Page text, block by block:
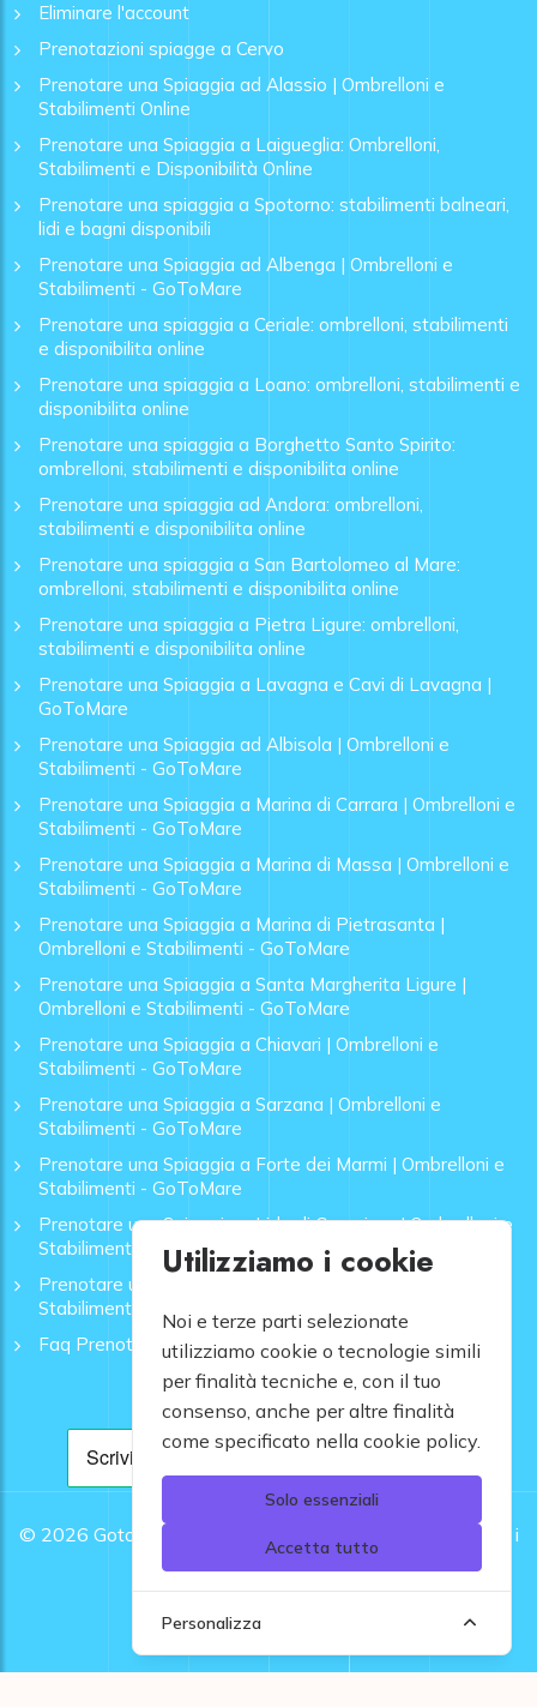
Eliminare l'account
Prenotazioni spiagge a Cervo
Prenotare una Spiaggia ad Alassio | Ombrelloni e
Stabilimenti Online
Prenotare una Spiaggia a Laigueglia: Ombrelloni,
Stabilimenti e Disponibilità Online
Prenotare una spiaggia a Spotorno: stabilimenti balneari,
lidi e bagni disponibili
Prenotare una Spiaggia ad Albenga | Ombrelloni e
Stabilimenti - GoToMare
Prenotare una spiaggia a Ceriale: ombrelloni, stabilimenti
e disponibilita online
Prenotare una spiaggia a Loano: ombrelloni, stabilimenti e
disponibilita online
Prenotare una spiaggia a Borghetto Santo Spirito:
ombrelloni, stabilimenti e disponibilita online
Prenotare una spiaggia ad Andora: ombrelloni,
stabilimenti e disponibilita online
Prenotare una spiaggia a San Bartolomeo al Mare:
ombrelloni, stabilimenti e disponibilita online
Prenotare una spiaggia a Pietra Ligure: ombrelloni,
stabilimenti e disponibilita online
Prenotare una Spiaggia a Lavagna e Cavi di Lavagna |
GoToMare
Prenotare una Spiaggia ad Albisola | Ombrelloni e
Stabilimenti - GoToMare
Prenotare una Spiaggia a Marina di Carrara | Ombrelloni e
Stabilimenti - GoToMare
Prenotare una Spiaggia a Marina di Massa | Ombrelloni e
Stabilimenti - GoToMare
Prenotare una Spiaggia a Marina di Pietrasanta |
Ombrelloni e Stabilimenti - GoToMare
Prenotare una Spiaggia a Santa Margherita Ligure |
Ombrelloni e Stabilimenti - GoToMare
Prenotare una Spiaggia a Chiavari | Ombrelloni e
Stabilimenti - GoToMare
Prenotare una Spiaggia a Sarzana | Ombrelloni e
Stabilimenti - GoToMare
Prenotare una Spiaggia a Forte dei Marmi | Ombrelloni e
Stabilimenti - GoToMare
Prenotare una Spiaggia a Lido di Camaiore | Ombrelloni e
Stabilimenti - GoToMare
Prenotare una Spiaggia a Rapallo | Ombrelloni e
Stabilimenti - GoToMare
Faq Prenotazione Spiagge
© 2026 Gotomare srl - Partita IVA 12948810960 .
Tutti i
diritti riservati.
Utilizziamo i cookie
Noi e terze parti selezionate
utilizziamo cookie o tecnologie simili
per finalità tecniche e, con il tuo
consenso, anche per altre finalità
come specificato nella cookie policy.
Solo essenziali
Accetta tutto
Personalizza